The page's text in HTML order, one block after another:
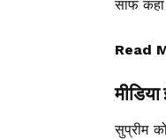
साफ कहा
Read
सुप्रीम